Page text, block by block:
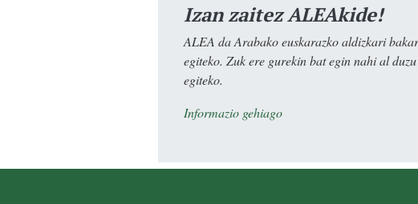
Izan zaitez ALEAkide!
ALEA da Arabako euskarazko aldizkari
egiteko. Zuk ere gurekin bat egin nahi al
egiteko.
Informazio gehiago